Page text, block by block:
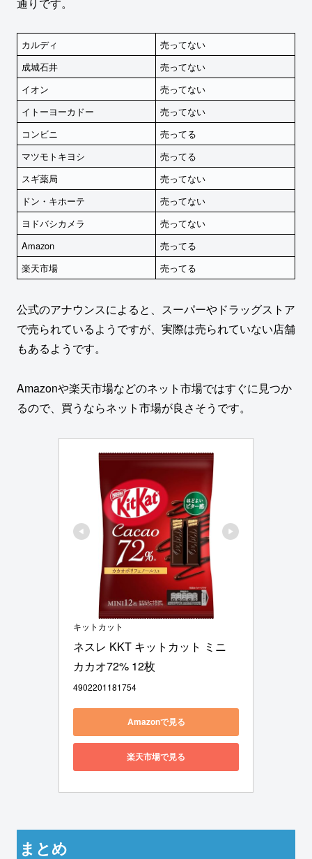
カルディ
売ってない
成城石井
売ってない
イオン
売ってない
イトーヨーカドー
売ってない
コンビニ
売ってる
マツモトキヨシ
売ってる
スギ薬局
売ってない
ドン・キホーテ
売ってない
ヨドバシカメラ
売ってない
Amazon
売ってる
楽天市場
売ってる
公式のアナウンスによると、スーパーやドラッグストア
で売られているようですが、実際は売られていない店舗
もあるようです。
Amazonや楽天市場などのネット市場ではすぐに見つか
るので、買うならネット市場が良さそうです。
キットカット
ネスレ KKT キットカット ミニ
カカオ72% 12枚
4902201181754
Amazonで見る
楽天市場で見る
まとめ